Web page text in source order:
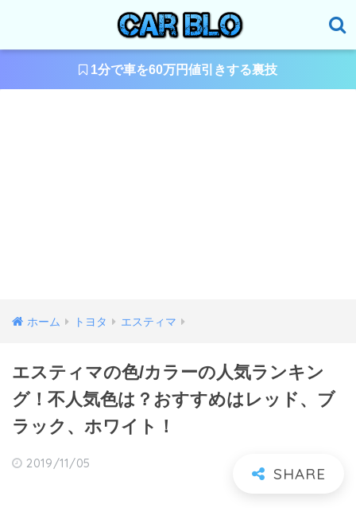
1分で車を60万円値引きする裏技
ホーム トヨタ エスティマ
エスティマの色/カラーの人気ランキン
グ！不人気色は？おすすめはレッド、ブ
ラック、ホワイト！
2019/11/05